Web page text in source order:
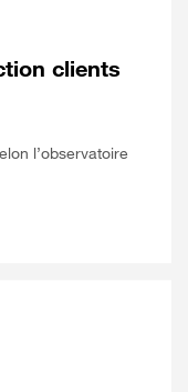
clients
l’observatoire